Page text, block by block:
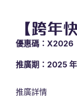
【跨年
優惠碼：X2026
推廣期：2025 年
推廣詳情